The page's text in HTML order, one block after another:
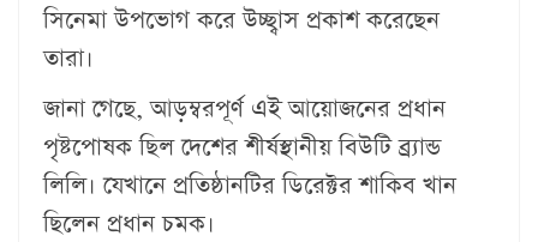
সিনেমা উপভোগ করে উচ্ছ্বাস প্রকাশ করেছেন
তারা।
জানা গেছে, আড়ম্বরপূর্ণ এই আয়োজনের প্রধান
পৃষ্টপোষক ছিল দেশের শীর্ষস্থানীয় বিউটি ব্র্যান্ড
লিলি। যেখানে প্রতিষ্ঠানটির ডিরেক্টর শাকিব খান
ছিলেন প্রধান চমক।